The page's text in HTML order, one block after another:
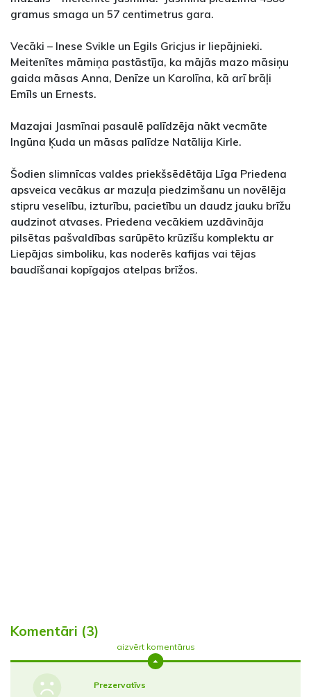
gramus smaga un 57 centimetrus gara.
Vecāki – Inese Svikle un Egils Gricjus ir liepājnieki.
Meitenītes māmiņa pastāstīja, ka mājās mazo māsiņu
gaida māsas Anna, Denīze un Karolīna, kā arī brāļi
Emīls un Ernests.
Mazajai Jasmīnai pasaulē palīdzēja nākt vecmāte
Ingūna Ķuda un māsas palīdze Natālija Kirle.
Šodien slimnīcas valdes priekšsēdētāja Līga Priedena
apsveica vecākus ar mazuļa piedzimšanu un novēlēja
stipru veselību, izturību, pacietību un daudz jauku brīžu
audzinot atvases. Priedena vecākiem uzdāvināja
pilsētas pašvaldības sarūpēto krūzīšu komplektu ar
Liepājas simboliku, kas noderēs kafijas vai tējas
baudīšanai kopīgajos atelpas brīžos.
Komentāri (3)
aizvērt komentārus
Prezervatīvs